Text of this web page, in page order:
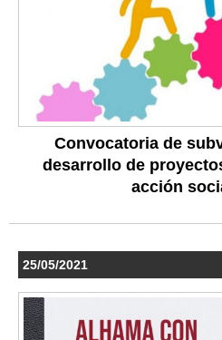
Convocatoria de
desarrollo de
acción
25/05/2021